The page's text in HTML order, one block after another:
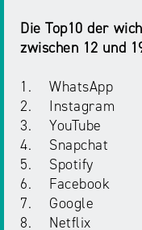
Die Top10 der
zwischen 12 und
1. WhatsApp
2. Instagram
3. YouTube
4. Snapchat
5. Spotify
6. Facebook
7. Google
8. Netflix